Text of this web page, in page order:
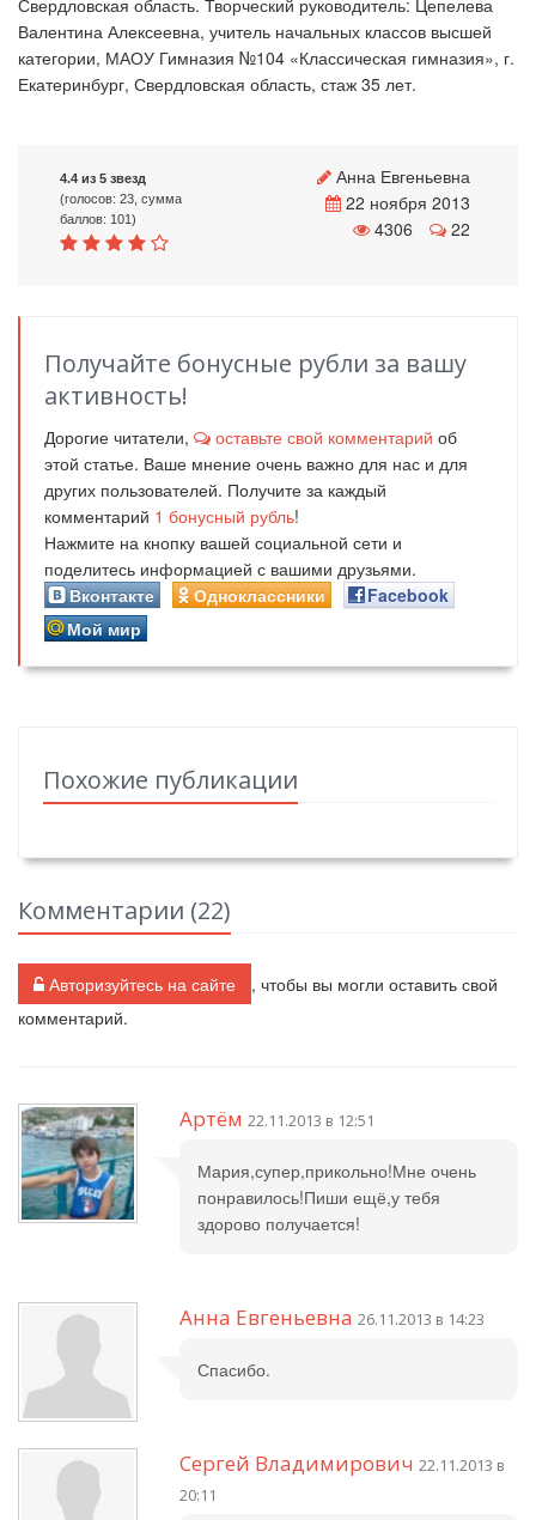
Свердловская область. Творческий руководитель: Цепелева
Валентина Алексеевна, учитель начальных классов высшей
категории, МАОУ Гимназия №104 «Классическая гимназия», г.
Екатеринбург, Свердловская область, стаж 35 лет.
4.4 из 5 звезд
(голосов: 23, сумма
баллов: 101)
Анна Евгеньевна
22 ноября 2013
4306
22
Получайте бонусные рубли за вашу
активность!
Дорогие читатели, оставьте свой комментарий об
этой статье. Ваше мнение очень важно для нас и для
других пользователей. Получите за каждый
комментарий 1 бонусный рубль!
Нажмите на кнопку вашей социальной сети и
поделитесь информацией с вашими друзьями.
Вконтакте
Одноклассники
Facebook
Мой мир
Похожие публикации
Комментарии (22)
Авторизуйтесь на сайте
, чтобы вы могли оставить свой
комментарий.
Артём 22.11.2013 в 12:51
Мария,супер,прикольно!Мне очень
понравилось!Пиши ещё,у тебя
здорово получается!
Анна Евгеньевна 26.11.2013 в 14:23
Спасибо.
Сергей Владимирович 22.11.2013 в
20:11